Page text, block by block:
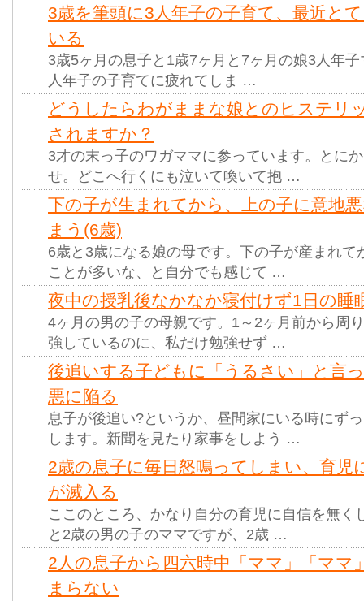
3歳を筆頭に3人年子の子育て、最近と
いる
3歳5ヶ月の息子と1歳7ヶ月と7ヶ月の娘3人年
人年子の子育てに疲れてしま …
どうしたらわがままな娘とのヒステリ
されますか？
3才の末っ子のワガママに参っています。とに
せ。どこへ行くにも泣いて喚いて抱 …
下の子が生まれてから、上の子に意地
まう(6歳)
6歳と3歳になる娘の母です。下の子が産まれて
ことが多いな、と自分でも感じて …
夜中の授乳後なかなか寝付けず1日の睡
4ヶ月の男の子の母親です。1～2ヶ月前から周
強しているのに、私だけ勉強せず …
後追いする子どもに「うるさい」と言
悪に陥る
息子が後追い?というか、昼間家にいる時にず
します。新聞を見たり家事をしよう …
2歳の息子に毎日怒鳴ってしまい、育児
が滅入る
ここのところ、かなり自分の育児に自信を無く
と2歳の男の子のママですが、2歳 …
2人の息子から四六時中「ママ」「ママ
まらない